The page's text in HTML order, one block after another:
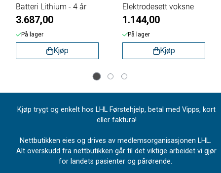
Batteri Lithium - 4 år
3.687,00
På lager
Kjøp
Elektrodesett voksne
1.144,00
På lager
Kjøp
Kjøp trygt og enkelt hos LHL Førstehjelp, betal med Vipps, kort
eller faktura!
Nettbutikken eies og drives av medlemsorganisasjonen LHL.
Alt overskudd fra nettbutikken går til det viktige arbeidet vi gjør
for landets pasienter og pårørende.